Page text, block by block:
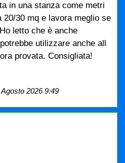
in una stanza come metri
30 mq e lavora meglio se
letto che è anche
utilizzare anche all
provata. Consigliata!
2026 9:49